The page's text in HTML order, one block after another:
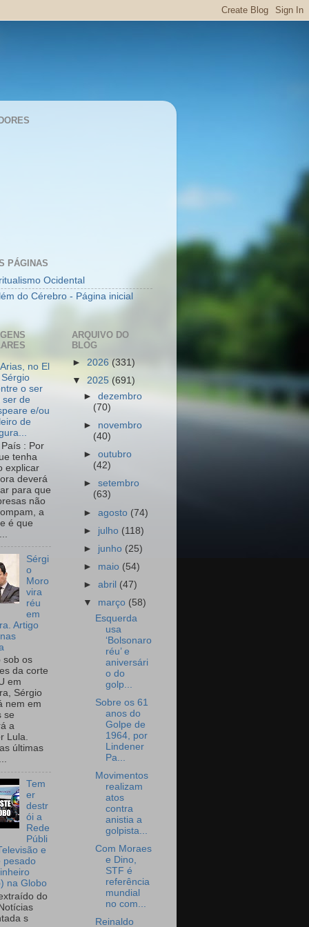
PÁGINAS
Ocidental
do Cérebro - Página inicial
no El
o ser
ser de
e/ou
de
: Por
tenha
explicar
deverá
para que
não
a
é que
Sérgi
o
Moro
vira
réu
em
Artigo
sob os
da corte
em
Sérgio
nem em
se
a
Lula.
últimas
Tem
er
destr
ói a
Rede
Públi
e
pesado
na Globo
do
s
ARQUIVO DO
BLOG
► 2026 (331)
▼ 2025 (691)
►dezembro
(70)
► novembro
(40)
►outubro
(42)
►setembro
(63)
►agosto (74)
► julho (118)
► junho (25)
► maio (54)
►abril (47)
▼ março (58)
Esquerda
usa
‘Bolsonaro
réu’ e
aniversári
o do
golp...
Sobre os 61
anos do
Golpe de
1964, por
Lindener
Pa...
Movimentos
realizam
atos
contra
anistia a
golpista...
Com Moraes
e Dino,
STF é
referência
mundial
no com...
Reinaldo